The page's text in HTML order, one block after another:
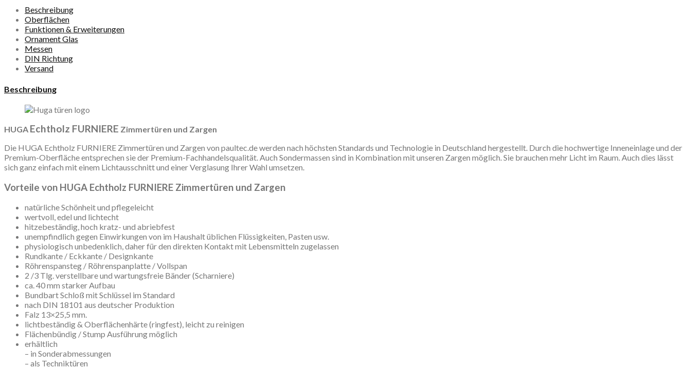
Beschreibung
Oberflächen
Funktionen & Erweiterungen
Ornament Glas
Messen
DIN Richtung
Versand
Beschreibung
HUGA Echtholz FURNIERE Zimmertüren und Zargen
Die HUGA Echtholz FURNIERE Zimmertüren und Zargen von paultec.de werden nach höchsten Standards und Technologie in Deutschland hergestellt. Durch die hochwertige Inneneinlage und der
Premium-Oberfläche entsprechen sie der Premium-Fachhandelsqualität. Auch Sondermassen sind in Kombination mit unseren Zargen möglich. Sie brauchen mehr Licht im Raum. Auch dies lässt
sich ganz einfach mit einem Lichtausschnitt und einer Verglasung Ihrer Wahl umsetzen.
Vorteile von HUGA Echtholz FURNIERE Zimmertüren und Zargen
natürliche Schönheit und pflegeleicht
wertvoll, edel und lichtecht
hitzebeständig, hoch kratz- und abriebfest
unempfindlich gegen Einwirkungen von im Haushalt üblichen Flüssigkeiten, Pasten usw.
physiologisch unbedenklich, daher für den direkten Kontakt mit Lebensmitteln zugelassen
Rundkante / Eckkante / Designkante
Röhrenspansteg / Röhrenspanplatte / Vollspan
2 /3 Tlg. verstellbare und wartungsfreie Bänder (Scharniere)
ca. 40 mm starker Aufbau
Bundbart Schloß mit Schlüssel im Standard
nach DIN 18101 aus deutscher Produktion
Falz 13×25,5 mm.
lichtbeständig & Oberflächenhärte (ringfest), leicht zu reinigen
Flächenbündig / Stump Ausführung möglich
erhältlich
– in Sonderabmessungen
– als Techniktüren